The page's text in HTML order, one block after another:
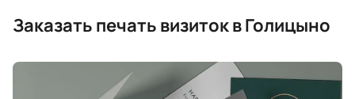
Заказать печать визиток в Голицыно